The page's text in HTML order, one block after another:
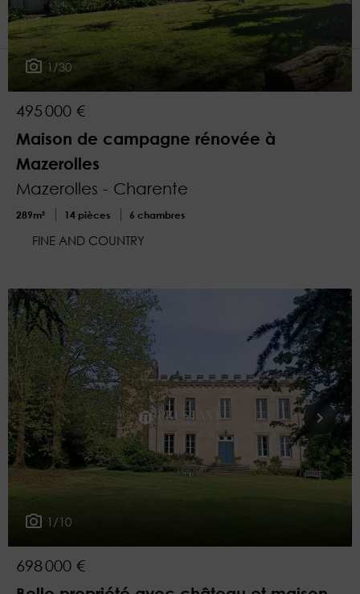
Plus de critères
1
1/30
495 000 €
Maison de campagne rénovée à
Mazerolles
Mazerolles - Charente
289m² 14 pièces 6 chambres
FINE AND COUNTRY
1/10
698 000 €